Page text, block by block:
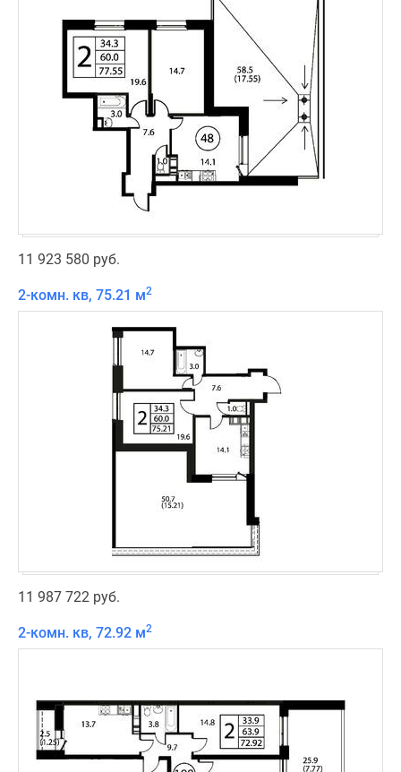
11 923 580 руб.
2-комн. кв, 75.21 м2
11 987 722 руб.
2-комн. кв, 72.92 м2